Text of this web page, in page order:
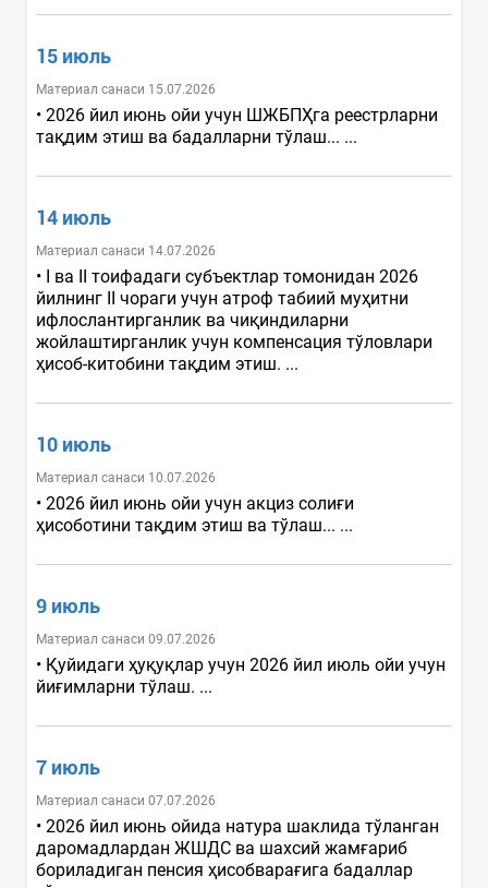
15 июль
Материал санаси 15.07.2026
• 2026 йил июнь ойи учун ШЖБПҲга реестрларни
тақдим этиш ва бадалларни тўлаш... ...
14 июль
Материал санаси 14.07.2026
• I ва II тоифадаги субъектлар томонидан 2026
йилнинг II чораги учун атроф табиий муҳитни
ифлослантирганлик ва чиқиндиларни
жойлаштирганлик учун компенсация тўловлари
ҳисоб-китобини тақдим этиш. ...
10 июль
Материал санаси 10.07.2026
• 2026 йил июнь ойи учун акциз солиғи
ҳисоботини тақдим этиш ва тўлаш... ...
9 июль
Материал санаси 09.07.2026
• Қуйидаги ҳуқуқлар учун 2026 йил июль ойи учун
йиғимларни тўлаш. ...
7 июль
Материал санаси 07.07.2026
• 2026 йил июнь ойида натура шаклида тўланган
даромадлардан ЖШДС ва шахсий жамғариб
бориладиган пенсия ҳисобварағига бадаллар